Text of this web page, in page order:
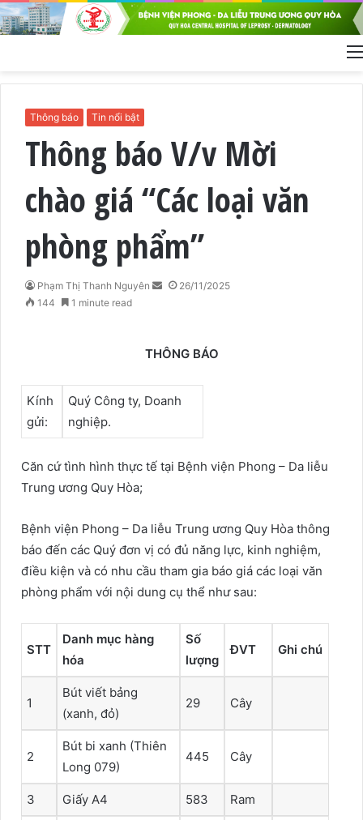
Thông báo Tin nổi bật
Thông báo V/v Mời
chào giá “Các loại văn
phòng phẩm”
Phạm Thị Thanh Nguyên
a
e
m
i
26/11/2025
144
1 minute read
THÔNG BÁO
Kính
gửi:
Quý Công ty, Doanh
nghiệp.
Căn cứ tình hình thực tế tại Bệnh viện Phong – Da liễu
Trung ương Quy Hòa;
Bệnh viện Phong – Da liễu Trung ương Quy Hòa thông
báo đến các Quý đơn vị có đủ năng lực, kinh nghiệm,
điều kiện và có nhu cầu tham gia báo giá các loại văn
phòng phẩm với nội dung cụ thể như sau:
STT
Danh mục hàng
hóa
Số
lượng
ĐVT Ghi chú
1
Bút viết bảng
(xanh, đỏ)
29 Cây
2
Bút bi xanh (Thiên
Long 079)
445 Cây
3 Giấy A4 583 Ram